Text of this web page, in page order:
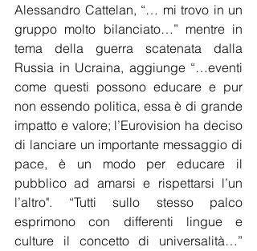
Alessandro Cattelan, “… mi trovo in un
gruppo molto bilanciato…” mentre in
tema della guerra scatenata dalla
Russia in Ucraina, aggiunge “…eventi
come questi possono educare e pur
non essendo politica, essa è di grande
impatto e valore; l’Eurovision ha deciso
di lanciare un importante messaggio di
pace, è un modo per educare il
pubblico ad amarsi e rispettarsi l’un
l’altro". “Tutti sullo stesso palco
esprimono con differenti lingue e
culture il concetto di universalità…”